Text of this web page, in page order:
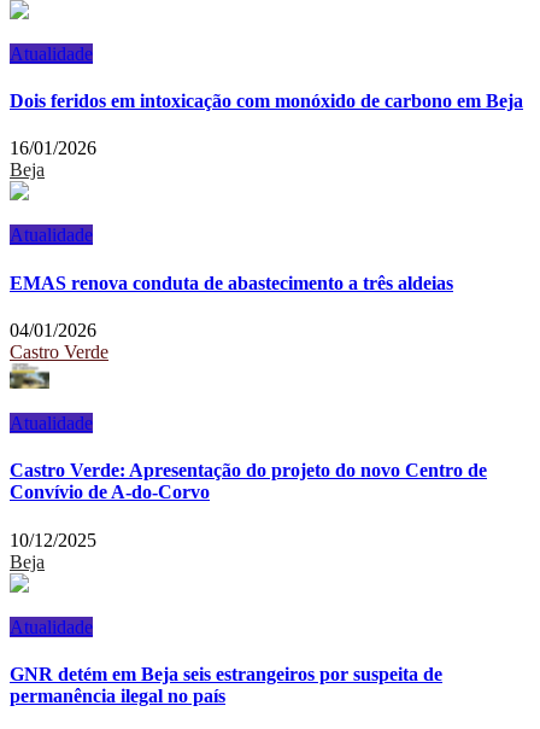
Atualidade
Dois feridos em intoxicação com monóxido de carbono em Beja
16/01/2026
Beja
Atualidade
EMAS renova conduta de abastecimento a três aldeias
04/01/2026
Castro Verde
Atualidade
Castro Verde: Apresentação do projeto do novo Centro de
Convívio de A-do-Corvo
10/12/2025
Beja
Atualidade
GNR detém em Beja seis estrangeiros por suspeita de
permanência ilegal no país